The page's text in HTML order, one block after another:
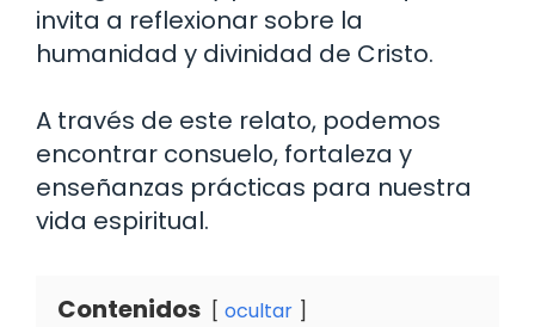
invita a reflexionar sobre la
humanidad y divinidad de Cristo.
A través de este relato, podemos
encontrar consuelo, fortaleza y
enseñanzas prácticas para nuestra
vida espiritual.
Contenidos ocultar